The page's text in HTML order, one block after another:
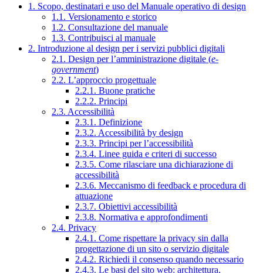
1. Scopo, destinatari e uso del Manuale operativo di design
1.1. Versionamento e storico
1.2. Consultazione del manuale
1.3. Contribuisci al manuale
2. Introduzione al design per i servizi pubblici digitali
2.1. Design per l’amministrazione digitale (e-
government)
2.2. L’approccio progettuale
2.2.1. Buone pratiche
2.2.2. Principi
2.3. Accessibilità
2.3.1. Definizione
2.3.2. Accessibilità by design
2.3.3. Principi per l’accessibilità
2.3.4. Linee guida e criteri di successo
2.3.5. Come rilasciare una dichiarazione di
accessibilità
2.3.6. Meccanismo di feedback e procedura di
attuazione
2.3.7. Obiettivi accessibilità
2.3.8. Normativa e approfondimenti
2.4. Privacy
2.4.1. Come rispettare la privacy sin dalla
progettazione di un sito o servizio digitale
2.4.2. Richiedi il consenso quando necessario
2.4.3. Le basi del sito web: architettura,